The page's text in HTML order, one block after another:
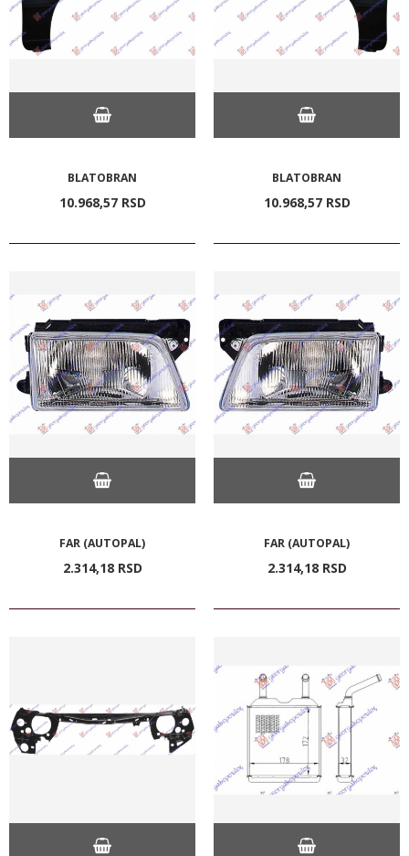
BLATOBRAN
10.968,57 RSD
BLATOBRAN
10.968,57 RSD
FAR (AUTOPAL)
2.314,18 RSD
FAR (AUTOPAL)
2.314,18 RSD